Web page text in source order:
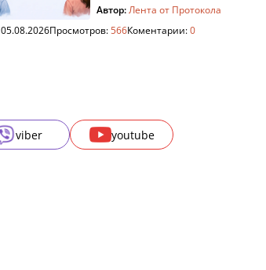
Автор:Лента от Протокола
05.08.2026Просмотров:566Коментарии:0
viber youtube